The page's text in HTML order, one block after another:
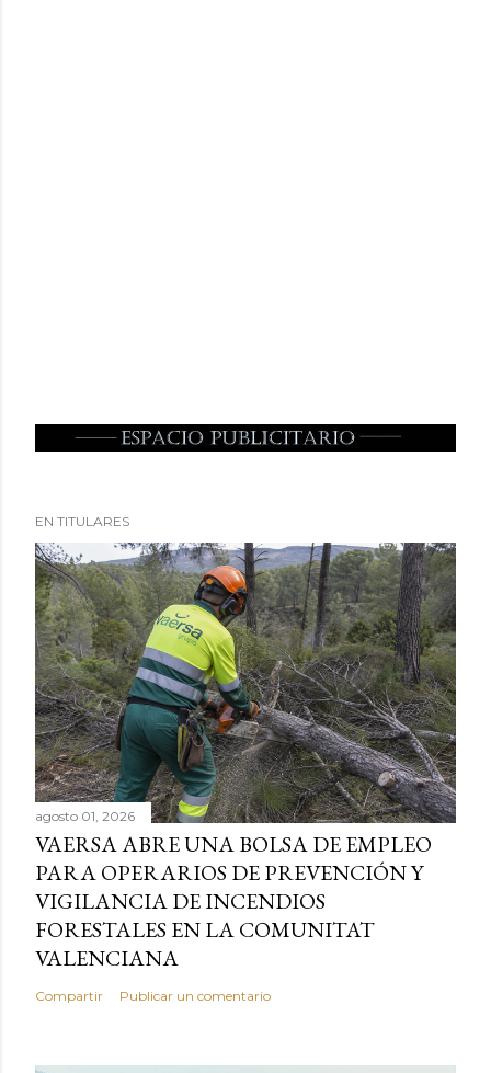
EN TITULARES
agosto 01, 2026
VAERSA ABRE UNA BOLSA DE EMPLEO
PARA OPERARIOS DE PREVENCIÓN Y
VIGILANCIA DE INCENDIOS
FORESTALES EN LA COMUNITAT
VALENCIANA
Compartir Publicar un comentario